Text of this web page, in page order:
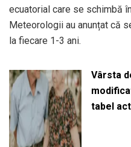
ecuatorial care se schimbă
Meteorologii au anunțat că
la fiecare 1-3 ani.
Vârsta
tabel